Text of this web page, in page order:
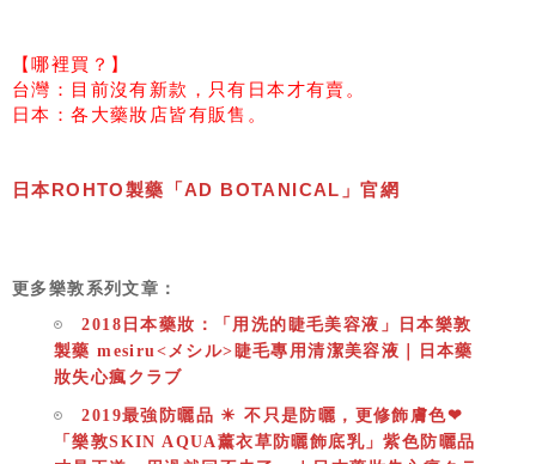
【哪裡買？】
台灣：目前沒有新款，只有日本才有賣。
日本：各大藥妝店皆有販售。
日本ROHTO製藥「AD BOTANICAL」官網
更多樂敦系列文章：
2018日本藥妝：「用洗的睫毛美容液」日本樂敦
製藥 mesiru<メシル>睫毛專用清潔美容液｜日本藥
妝失心瘋クラブ
2019最強防曬品 ☀ 不只是防曬，更修飾膚色❤
「樂敦SKIN AQUA薰衣草防曬飾底乳」紫色防曬品